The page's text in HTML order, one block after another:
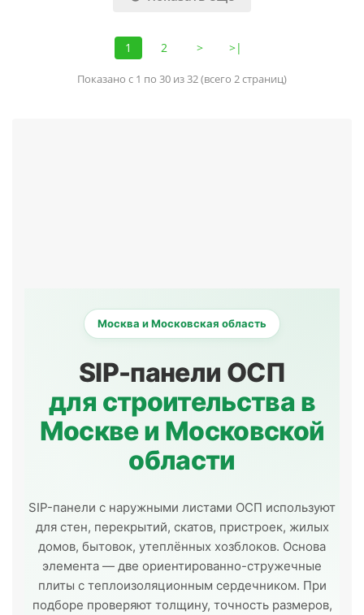
1 2 > >|
Показано с 1 по 30 из 32 (всего 2 страниц)
Москва и Московская область
SIP-панели ОСП
для строительства в
Москве и Московской
области
SIP-панели с наружными листами ОСП используют
для стен, перекрытий, скатов, пристроек, жилых
домов, бытовок, утеплённых хозблоков. Основа
элемента — две ориентированно-стружечные
плиты с теплоизоляционным сердечником. При
подборе проверяют толщину, точность размеров,